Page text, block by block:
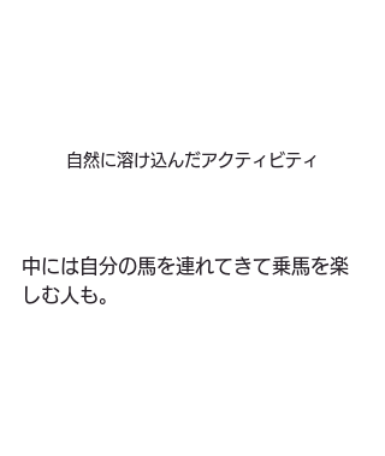
自然に溶け込んだアクティビティ
中には自分の馬を連れてきて乗馬を楽
しむ人も。